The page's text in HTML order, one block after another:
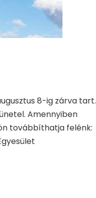
8-ig zárva tart.
Amennyiben
továbbíthatja felénk: